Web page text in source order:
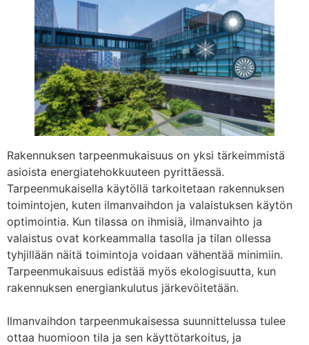
Rakennuksen tarpeenmukaisuus on yksi tärkeimmistä
asioista energiatehokkuuteen pyrittäessä.
Tarpeenmukaisella käytöllä tarkoitetaan rakennuksen
toimintojen, kuten ilmanvaihdon ja valaistuksen käytön
optimointia. Kun tilassa on ihmisiä, ilmanvaihto ja
valaistus ovat korkeammalla tasolla ja tilan ollessa
tyhjillään näitä toimintoja voidaan vähentää minimiin.
Tarpeenmukaisuus edistää myös ekologisuutta, kun
rakennuksen energiankulutus järkevöitetään.
Ilmanvaihdon tarpeenmukaisessa suunnittelussa tulee
ottaa huomioon tila ja sen käyttötarkoitus, ja